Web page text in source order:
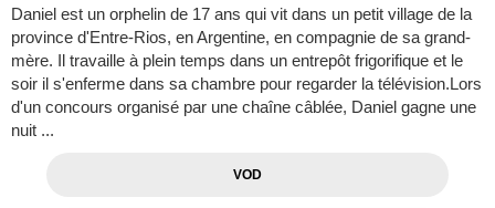
Daniel est un orphelin de 17 ans qui vit dans un petit village de la
province d'Entre-Rios, en Argentine, en compagnie de sa grand-
mère. Il travaille à plein temps dans un entrepôt frigorifique et le
soir il s'enferme dans sa chambre pour regarder la télévision.Lors
d'un concours organisé par une chaîne câblée, Daniel gagne une
nuit ...
VOD